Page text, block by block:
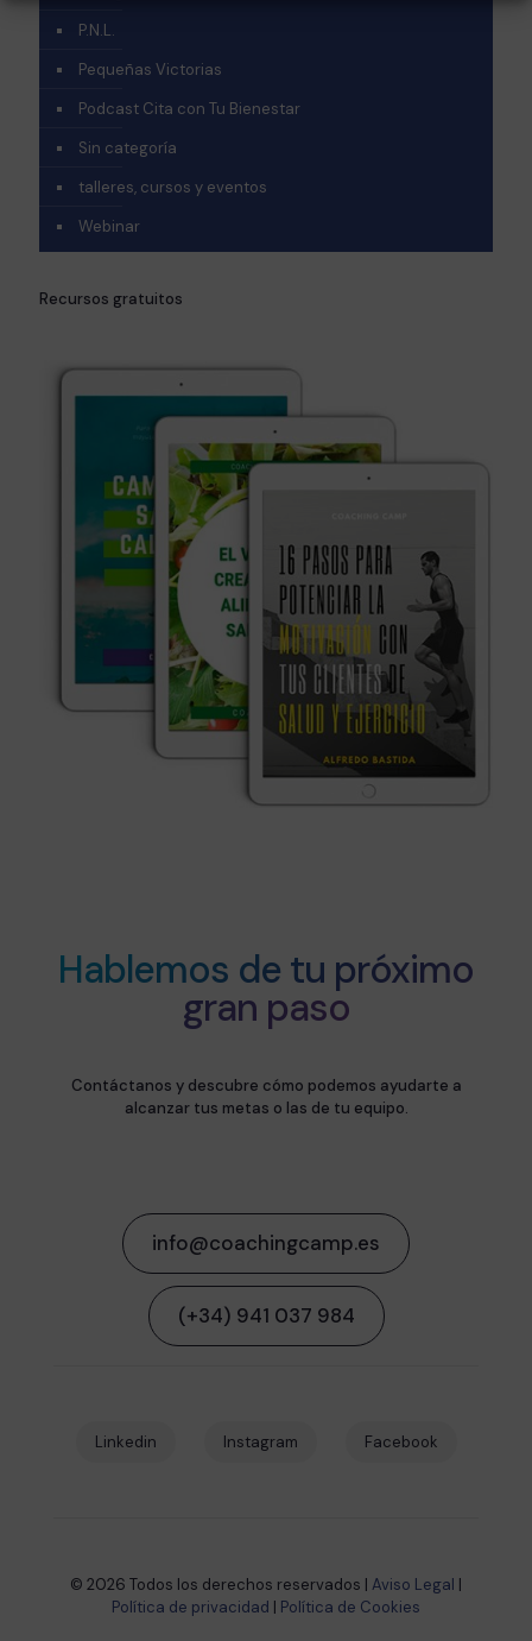
P.N.L.
Pequeñas Victorias
Podcast Cita con Tu Bienestar
Sin categoría
talleres, cursos y eventos
Webinar
Recursos gratuitos
Hablemos de tu próximo
gran paso
Contáctanos y descubre cómo podemos ayudarte a
alcanzar tus metas o las de tu equipo.
info@coachingcamp.es
(+34) 941 037 984
Linkedin Instagram Facebook
© 2026 Todos los derechos reservados | Aviso Legal |
Política de privacidad | Política de Cookies